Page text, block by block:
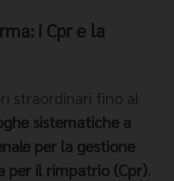
i Cpr e la
straordinari fino al
sistematiche a
per la gestione
per il rimpatrio (Cpr).